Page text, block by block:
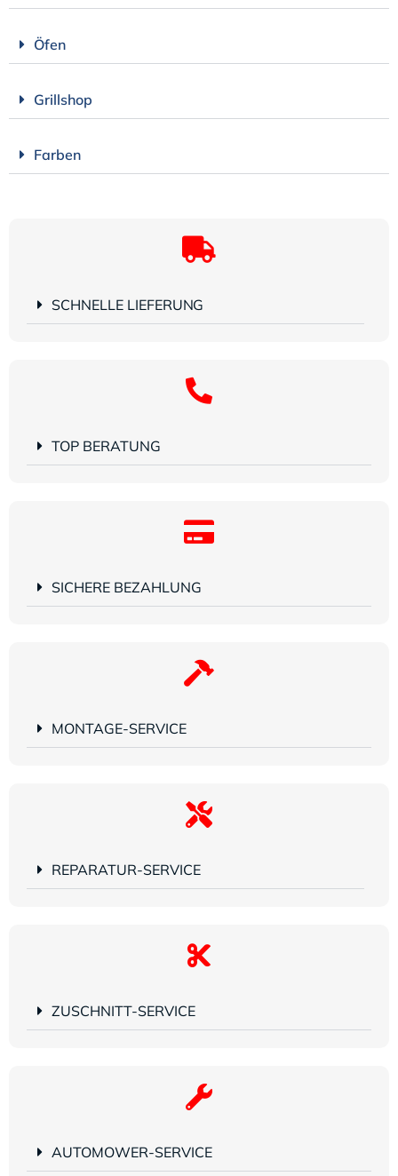
Öfen
Grillshop
Farben
SCHNELLE LIEFERUNG
TOP BERATUNG
SICHERE BEZAHLUNG
MONTAGE-SERVICE
REPARATUR-SERVICE
ZUSCHNITT-SERVICE
AUTOMOWER-SERVICE